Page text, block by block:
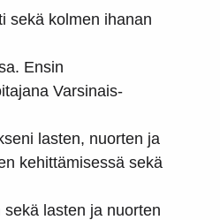
sekä kolmen ihanan
Ensin
Varsinais-
lasten, nuorten ja
kehittämisessä sekä
lasten ja nuorten